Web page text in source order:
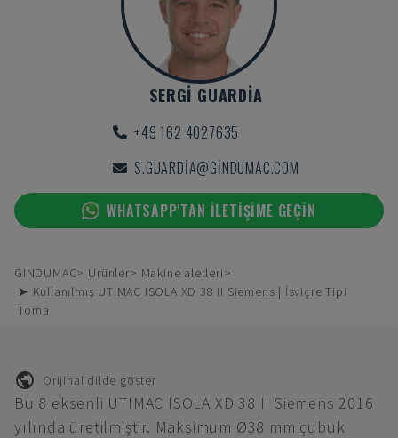
SERGI GUARDIA
+49 162 4027635
S.GUARDIA@GINDUMAC.COM
WHATSAPP'TAN ILETIŞIME GEÇIN
GINDUMAC Ürünler
Makine aletleri
➤ Kullanılmış UTIMAC ISOLA XD 38 II Siemens | İsviçre Tipi
Torna
Orijinal dilde göster
Bu 8 eksenli UTIMAC ISOLA XD 38 II Siemens 2016
yılında üretilmiştir. Maksimum Ø38 mm çubuk